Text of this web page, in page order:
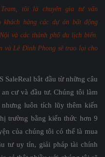
Team, tôi là chuyên gia tư vấn
khách hàng các dự án bất động
và các thành phố du lịch biển.
và Lê Đình Phong sẽ trao lại cho
bắt đầu từ những câu
cư và đầu tư. Chúng tôi làm
luôn tích lũy thêm kiến
trường bằng kiến thức hơn 9
của chúng tôi có thể là mua
tư uy tín, giải pháp tài chính